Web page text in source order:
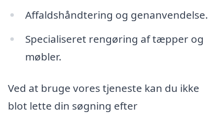
Affaldshåndtering og genanvendelse.
Specialiseret rengøring af tæpper og
møbler.
Ved at bruge vores tjeneste kan du ikke
blot lette din søgning efter